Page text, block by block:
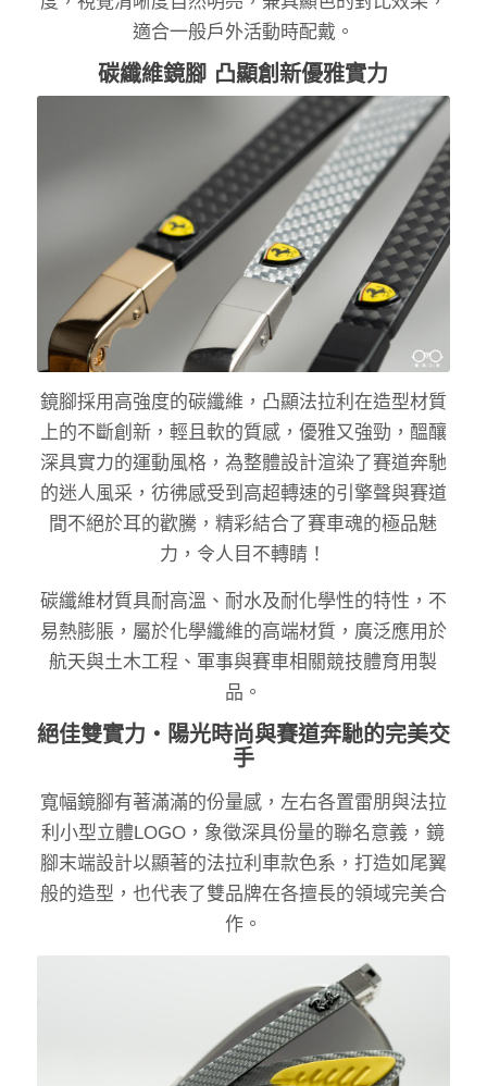
適合一般戶外活動時配戴。
碳纖維鏡腳 凸顯創新優雅實力
鏡腳採用高強度的碳纖維，凸顯法拉利在造型材質
上的不斷創新，輕且軟的質感，優雅又強勁，醞釀
深具實力的運動風格，為整體設計渲染了賽道奔馳
的迷人風采，彷彿感受到高超轉速的引擎聲與賽道
間不絕於耳的歡騰，精彩結合了賽車魂的極品魅
力，令人目不轉睛！
碳纖維材質具耐高溫、耐水及耐化學性的特性，不
易熱膨脹，屬於化學纖維的高端材質，廣泛應用於
航天與土木工程、軍事與賽車相關競技體育用製
品。
絕佳雙實力・陽光時尚與賽道奔馳的完美交
手
寬幅鏡腳有著滿滿的份量感，左右各置雷朋與法拉
利小型立體LOGO，象徵深具份量的聯名意義，鏡
腳末端設計以顯著的法拉利車款色系，打造如尾翼
般的造型，也代表了雙品牌在各擅長的領域完美合
作。